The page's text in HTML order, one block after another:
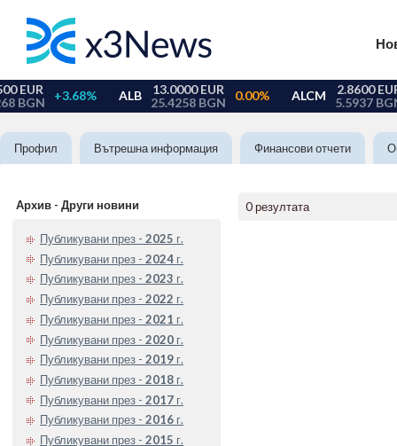
Профил Вътрешна информация Финансови отчети
Архив - Други новини
Публикувани през - 2025 г.
Публикувани през - 2024 г.
Публикувани през - 2023 г.
Публикувани през - 2022 г.
Публикувани през - 2021 г.
Публикувани през - 2020 г.
Публикувани през - 2019 г.
Публикувани през - 2018 г.
Публикувани през - 2017 г.
Публикувани през - 2016 г.
Публикувани през - 2015 г.
0 резултата